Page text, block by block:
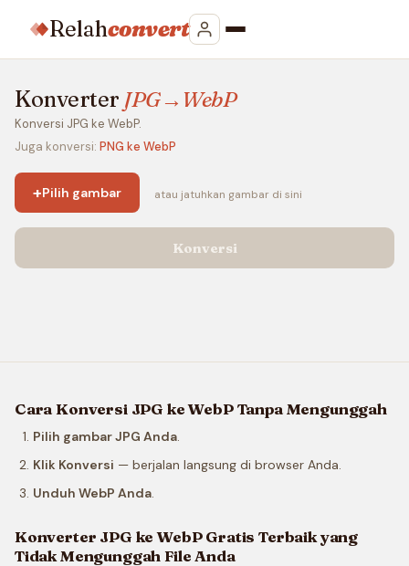
Relahconvert
Konverter JPG→WebP
Konversi JPG ke WebP.
Juga konversi: PNG ke WebP
+Pilih gambar atau jatuhkan gambar di sini
Konversi
Cara Konversi JPG ke WebP Tanpa Mengunggah
Pilih gambar JPG Anda.
Klik Konversi — berjalan langsung di browser Anda.
Unduh WebP Anda.
Konverter JPG ke WebP Gratis Terbaik yang
Tidak Mengunggah File Anda